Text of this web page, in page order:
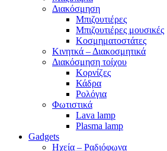
Διακόσμηση
Μπιζουτιέρες
Μπιζουτιέρες μουσικές
Κοσμηματοστάτες
Κινητκά – Διακοσμητικά
Διακόσμηση τοίχου
Κορνίζες
Κάδρα
Ρολόγια
Φωτιστικά
Lava lamp
Plasma lamp
Gadgets
Ηχεία – Ραδιόφωνα